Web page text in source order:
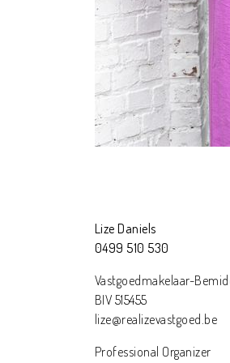
Lize Daniels
0499 510 530
Vastgoedmakelaar-
BIV 515455
lize@realizevastgoed.be
Professional Organizer